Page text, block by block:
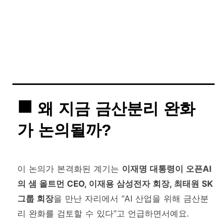
왜 지금 금산분리 완화
가 논의될까?
이 논의가 본격화된 계기는 이재명 대통령이 오픈AI
의 샘 올트먼 CEO, 이재용 삼성전자 회장, 최태원 SK
그룹 회장을 만난 자리에서 “AI 산업을 위해 금산분
리 완화를 검토할 수 있다”고 언급하면서예요.